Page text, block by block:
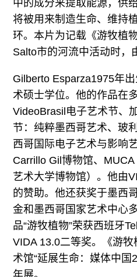
中的成分来提取能源，供
将被用来制造生命、维持
环。本片为记载《游牧植
Salto市的河流中活动时，
Gilberto Esparza1975年
术硕士学位。他的作品在
VideoBrasil电子艺术节、
节：纯粹墨西哥艺术、玻
西哥国际电子艺术与影响
Carrillo Gil博物馆、
艺术大学博物馆）。他由
的赞助。他还获奖于墨西
金和墨西哥国家艺术中心
品“游牧植物”荣获西班牙
VIDA 13.0二等奖。《游
术馆“延展生命：媒体中